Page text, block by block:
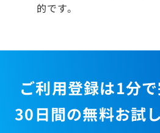
的です。
ご利用登録は1分
30日間の無料お試